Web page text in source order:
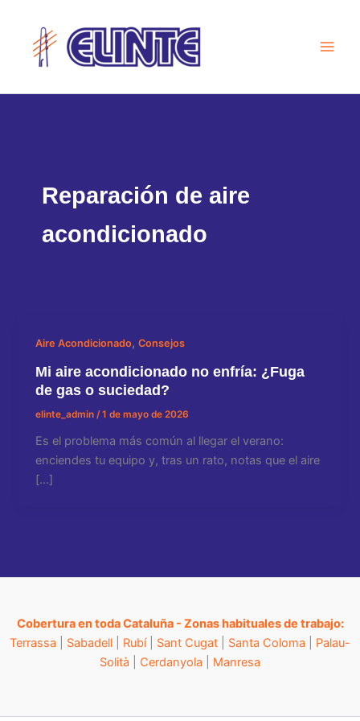
contenido
Reparación de aire
acondicionado
Aire Acondicionado,Consejos
Mi aire acondicionado no enfría: ¿Fuga
de gas o suciedad?
elinte_admin /1 de mayo de 2026
Es el problema más común al llegar el verano:
enciendes tu equipo y, tras un rato, notas que el aire
[…]
Cobertura en toda Cataluña - Zonas habituales de trabajo:
Terrassa
Sabadell Rubí| Sant Cugat Santa Coloma
Palau-
Solità
Cerdanyola Manresa